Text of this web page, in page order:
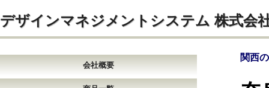
デザインマネジメントシステム 株式会
会社概要
関西